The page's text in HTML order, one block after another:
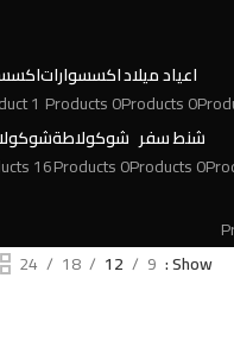
اعياد ميلاد
0 Products
اكسسوارات
0 Products
1 Product
شنط سفر
0 Products
شوكولاطة
0 Products
16 Products
Show
9
12
18
24